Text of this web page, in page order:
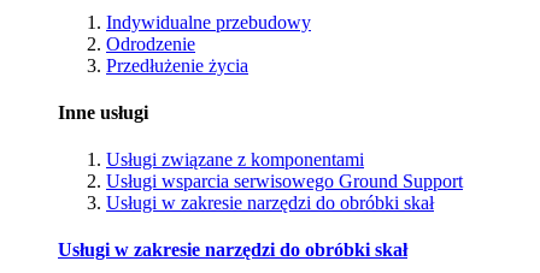
Indywidualne przebudowy
Odrodzenie
Przedłużenie życia
Inne usługi
Usługi związane z komponentami
Usługi wsparcia serwisowego Ground Support
Usługi w zakresie narzędzi do obróbki skał
Usługi w zakresie narzędzi do obróbki skał